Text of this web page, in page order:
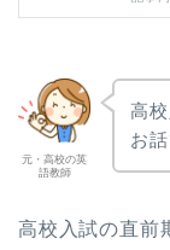
元・高校の英
語教師
高
お話
高校入試の直前